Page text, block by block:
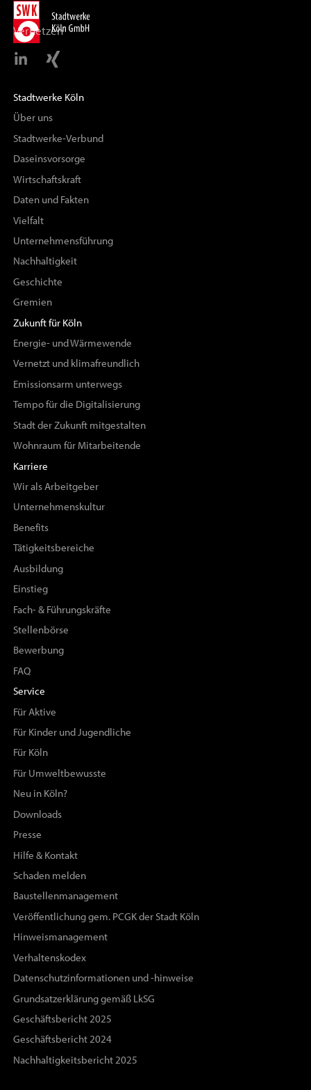
Vernetzen
Stadtwerke Köln
Über uns
Stadtwerke-Verbund
Daseinsvorsorge
Wirtschaftskraft
Daten und Fakten
Vielfalt
Unternehmensführung
Nachhaltigkeit
Geschichte
Gremien
Zukunft für Köln
Energie- und Wärmewende
Vernetzt und klimafreundlich
Emissionsarm unterwegs
Tempo für die Digitalisierung
Stadt der Zukunft mitgestalten
Wohnraum für Mitarbeitende
Karriere
Wir als Arbeitgeber
Unternehmenskultur
Benefits
Tätigkeitsbereiche
Ausbildung
Einstieg
Fach- & Führungskräfte
Stellenbörse
Bewerbung
FAQ
Service
Für Aktive
Für Kinder und Jugendliche
Für Köln
Für Umweltbewusste
Neu in Köln?
Downloads
Presse
Hilfe & Kontakt
Schaden melden
Baustellenmanagement
Veröffentlichung gem. PCGK der Stadt Köln
Hinweismanagement
Verhaltenskodex
Datenschutzinformationen und -hinweise
Grundsatzerklärung gemäß LkSG
Geschäftsbericht 2025
Geschäftsbericht 2024
Nachhaltigkeitsbericht 2025